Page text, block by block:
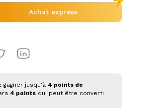
Achat express
jusqu'à 4 points de
4 pointsqui peut être converti